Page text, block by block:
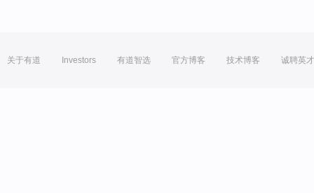
关于有道 Investors 有道智选 官方博客 技术博客 诚聘英才